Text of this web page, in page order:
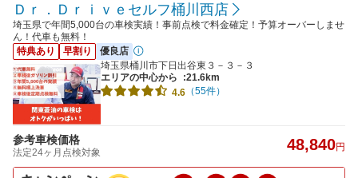
Ｄｒ．Ｄｒｉｖｅセルフ桶川西店
埼玉県で年間5,000台の車検実績！事前点検で料金確定！予算オーバーしませ
ん！代車も無料！
特典あり
早割り
優良店
埼玉県桶川市下日出谷東３－３－３
エリアの中心から
:21.6km
4.6 （55件）
参考車検価格
法定24ヶ月点検対象 48,840円